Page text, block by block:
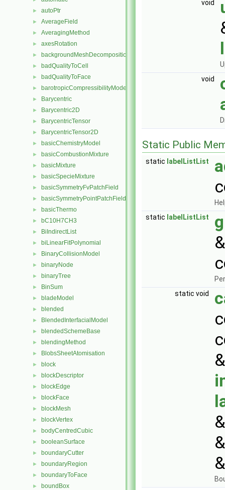
► autoPtr
► AverageField
► AveragingMethod
► axesRotation
► backgroundMeshDecomposition
► badQualityToCell
► badQualityToFace
► barotropicCompressibilityModel
► Barycentric
► Barycentric2D
► BarycentricTensor
► BarycentricTensor2D
► basicChemistryModel
► basicCombustionMixture
► basicMixture
► basicSpecieMixture
► basicSymmetryFvPatchField
► basicSymmetryPointPatchField
► basicThermo
► bC10H7CH3
► BiIndirectList
► biLinearFitPolynomial
► BinaryCollisionModel
► binaryNode
► binaryTree
► BinSum
► bladeModel
► blended
► BlendedInterfacialModel
► blendedSchemeBase
► blendingMethod
► BlobsSheetAtomisation
► block
► blockDescriptor
► blockEdge
► blockFace
► blockMesh
► blockVertex
► bodyCentredCubic
► booleanSurface
► boundaryCutter
► boundaryRegion
► boundaryToFace
► boundBox
void
void
Static Public
static labelListList
static labelListList
static void
&
&